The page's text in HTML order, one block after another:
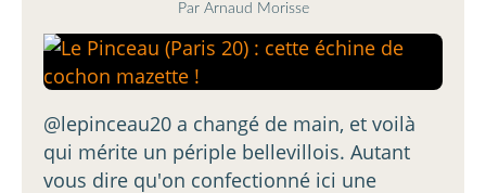
Par Arnaud Morisse
@lepinceau20 a changé de main, et voilà
qui mérite un périple bellevillois. Autant
vous dire qu'on confectionné ici une